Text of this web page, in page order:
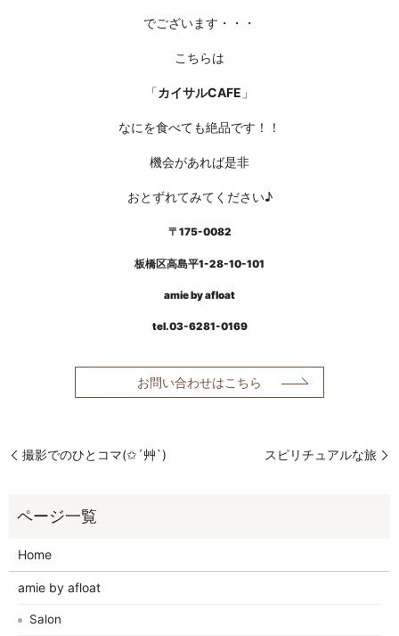
でございます・・・
こちらは
「カイサルCAFE 」
なにを食べても絶品です！！
機会があれば是非
おとずれてみてください♪
〒175-0082
板橋区高島平1-28-10-101
amie by afloat
tel.03-6281-0169
お問い合わせはこちら
撮影でのひとコマ(✩´艸`) スピリチュアルな旅
Home
amie by afloat
Salon